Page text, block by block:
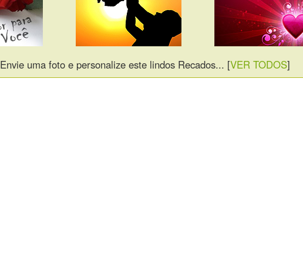
Envie uma foto e personalize este lindos Recados... [VER TODOS]